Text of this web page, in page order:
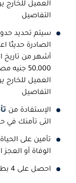
العميل
التفاصيل
سيتم تحديد
أشهر من تاريخ
50,000
العميل
التفاصيل
الإستفادة من
التى تأمنك في
تأمين على
الوفاة أو العجز
احصل على 4 بطاقات إضافية (شارك المزايا مع احبائك)